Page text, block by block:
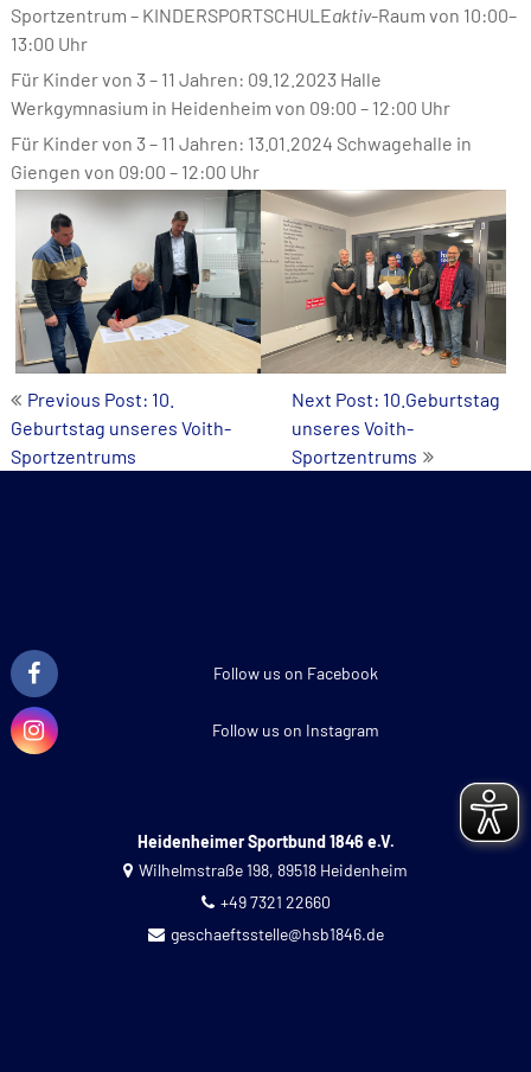
Sportzentrum – KINDERSPORTSCHULEaktiv-Raum von 10:00–
13:00 Uhr
Für Kinder von 3 – 11 Jahren: 09.12.2023 Halle
Werkgymnasium in Heidenheim von 09:00 – 12:00 Uhr
Für Kinder von 3 – 11 Jahren: 13.01.2024 Schwagehalle in
Giengen von 09:00 – 12:00 Uhr
Post
navigation
Previous Post: 10.
Geburtstag unseres Voith-
Sportzentrums
Next Post: 10.Geburtstag
unseres Voith-
Sportzentrums
Follow us on Facebook
Follow us on Instagram
Heidenheimer Sportbund 1846 e.V.
Wilhelmstraße 198, 89518 Heidenheim
+49 7321 22660
geschaeftsstelle@hsb1846.de